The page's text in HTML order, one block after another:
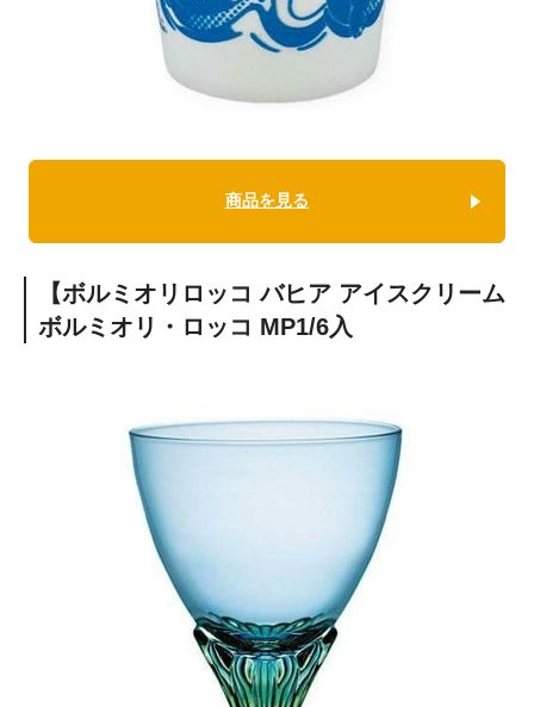
商品を見る
【ボルミオリロッコ バヒア アイスクリーム
ボルミオリ・ロッコ MP1/6入